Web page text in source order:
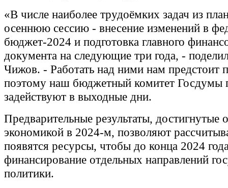
«В числе наиболее трудоёмких задач из
осеннюю сессию - внесение изменений в
бюджет-2024 и подготовка главного
документа на следующие три года, -
Чижов. - Работать над ними нам предстоит
поэтому наш бюджетный комитет Госдумы
задействуют в выходные дни.
Предварительные результаты, достигнутые
экономикой в 2024-м, позволяют
появятся ресурсы, чтобы до конца 2024
финансирование отдельных направлений
политики.